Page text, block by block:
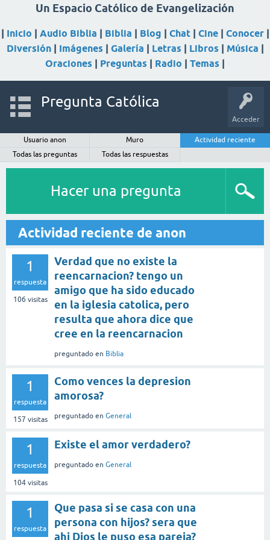
Un Espacio Católico de Evangelización
| Inicio | Audio Biblia | Biblia | Blog | Chat| Cine| Conocer|
Diversión| Imágenes | Galería | Letras | Libros | Música |
Oraciones | Preguntas | Radio | Temas |
Acceder
Pregunta Católica
Usuario anon Muro
Actividad reciente
Todas las preguntas
Todas las respuestas
Hacer una pregunta
Actividad reciente de anon
1
respuesta
106 visitas
Verdad que no existe la
reencarnacion? tengo un
amigo que ha sido educado
en la iglesia catolica, pero
resulta que ahora dice que
cree en la reencarnacion
preguntado en Biblia
1
respuesta
157 visitas
Como vences la depresion
amorosa?
preguntado en General
1
respuesta
104visitas
Existe el amor verdadero?
preguntado en General
1
respuesta
Que pasa si se casa con una
persona con hijos? sera que
ahi Dios le puso esa pareja?